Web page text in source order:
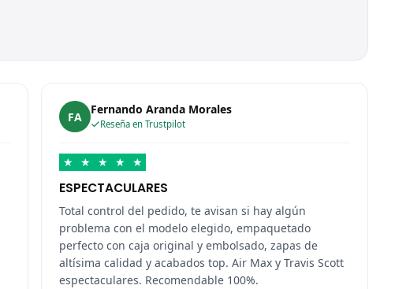
FA Fernando Aranda Morales
Reseña en Trustpilot
★ ★ ★ ★ ★
ESPECTACULARES
Total control del pedido, te avisan si hay algún
problema con el modelo elegido, empaquetado
perfecto con caja original y embolsado, zapas de
altísima calidad y acabados top. Air Max y Travis Scott
espectaculares. Recomendable 100%.